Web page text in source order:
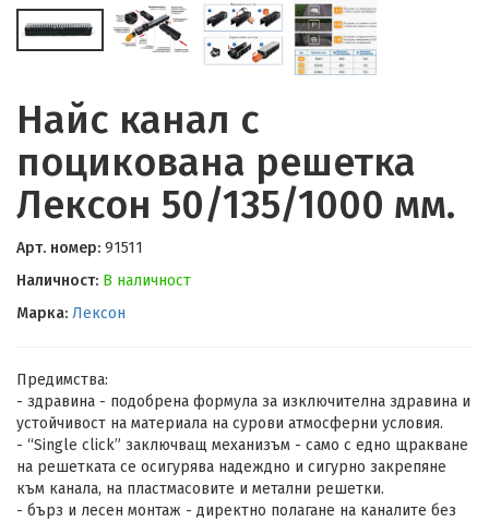
Найс канал с
поцикована решетка
Лексон 50/135/1000 мм.
Арт. номер: 91511
Наличност: В наличност
Марка: Лексон
Предимства:
- здравина - подобрена формула за изключителна здравина и
устойчивост на материала на сурови атмосферни условия.
- “Single click” заключващ механизъм - само с едно щракване
на решетката се осигурява надеждно и сигурно закрепяне
към канала, на пластмасовите и метални решетки.
- бърз и лесен монтаж - директно полагане на каналите без